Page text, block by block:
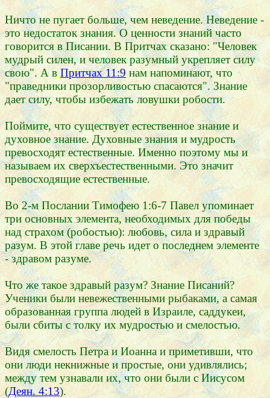
Ничто не пугает больше, чем неведение. Неведение -
это недостаток знания. О ценности знаний часто
говорится в Писании. В Притчах сказано: "Человек
мудрый силен, и человек разумный укрепляет силу
свою". А вПритчах 11:9нам напоминают, что
"праведники прозорливостью спасаются". Знание
дает силу, чтобы избежать ловушки робости.
Поймите, что существует естественное знание и
духовное знание. Духовные знания и мудрость
превосходят естественные. Именно поэтому мы и
называем их сверхъестественными. Это значит
превосходящие естественные.
Во 2-м Послании Тимофею 1:6-7 Павел упоминает
три основных элемента, необходимых для победы
над страхом (робостью): любовь, сила и здравый
разум. В этой главе речь идет о последнем элементе
- здравом разуме.
Что же такое здравый разум? Знание Писаний?
Ученики были невежественными рыбаками, а самая
образованная группа людей в Израиле, саддукеи,
были сбиты с толку их мудростью и смелостью.
Видя смелость Петра и Иоанна и приметивши, что
они люди некнижные и простые, они удивлялись;
между тем узнавали их, что они были с Иисусом
(Деян. 4:13).